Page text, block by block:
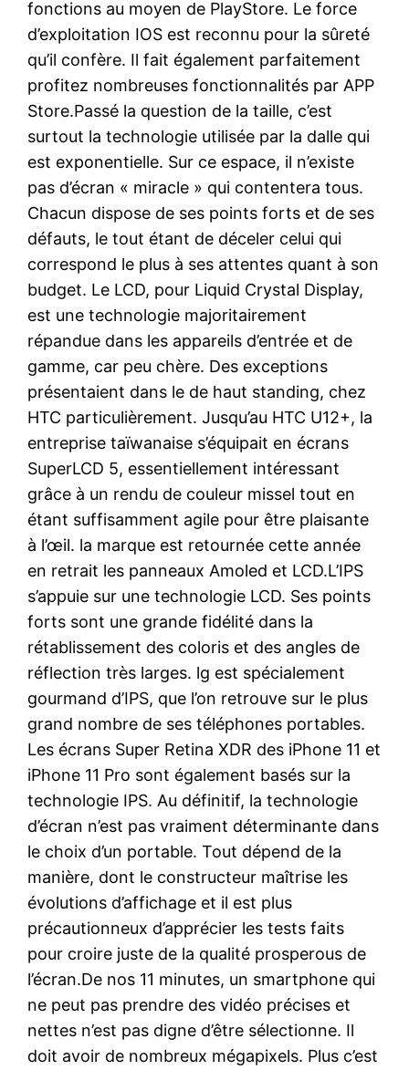
fonctions au moyen de PlayStore. Le force
d’exploitation IOS est reconnu pour la sûreté
qu’il confère. Il fait également parfaitement
profitez nombreuses fonctionnalités par APP
Store.Passé la question de la taille, c’est
surtout la technologie utilisée par la dalle qui
est exponentielle. Sur ce espace, il n’existe
pas d’écran « miracle » qui contentera tous.
Chacun dispose de ses points forts et de ses
défauts, le tout étant de déceler celui qui
correspond le plus à ses attentes quant à son
budget. Le LCD, pour Liquid Crystal Display,
est une technologie majoritairement
répandue dans les appareils d’entrée et de
gamme, car peu chère. Des exceptions
présentaient dans le de haut standing, chez
HTC particulièrement. Jusqu’au HTC U12+, la
entreprise taïwanaise s’équipait en écrans
SuperLCD 5, essentiellement intéressant
grâce à un rendu de couleur missel tout en
étant suffisamment agile pour être plaisante
à l’œil. la marque est retournée cette année
en retrait les panneaux Amoled et LCD.L’IPS
s’appuie sur une technologie LCD. Ses points
forts sont une grande fidélité dans la
rétablissement des coloris et des angles de
réflection très larges. lg est spécialement
gourmand d’IPS, que l’on retrouve sur le plus
grand nombre de ses téléphones portables.
Les écrans Super Retina XDR des iPhone 11 et
iPhone 11 Pro sont également basés sur la
technologie IPS. Au définitif, la technologie
d’écran n’est pas vraiment déterminante dans
le choix d’un portable. Tout dépend de la
manière, dont le constructeur maîtrise les
évolutions d’affichage et il est plus
précautionneux d’apprécier les tests faits
pour croire juste de la qualité prosperous de
l’écran.De nos 11 minutes, un smartphone qui
ne peut pas prendre des vidéo précises et
nettes n’est pas digne d’être sélectionne. Il
doit avoir de nombreux mégapixels. Plus c’est